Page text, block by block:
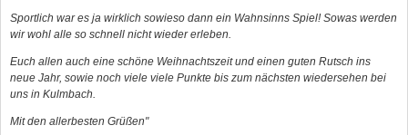
Sportlich war es ja wirklich sowieso dann ein Wahnsinns Spiel! Sowas werden
wir wohl alle so schnell nicht wieder erleben.
Euch allen auch eine schöne Weihnachtszeit und einen guten Rutsch ins
neue Jahr, sowie noch viele viele Punkte bis zum nächsten wiedersehen bei
uns in Kulmbach.
Mit den allerbesten Grüßen"